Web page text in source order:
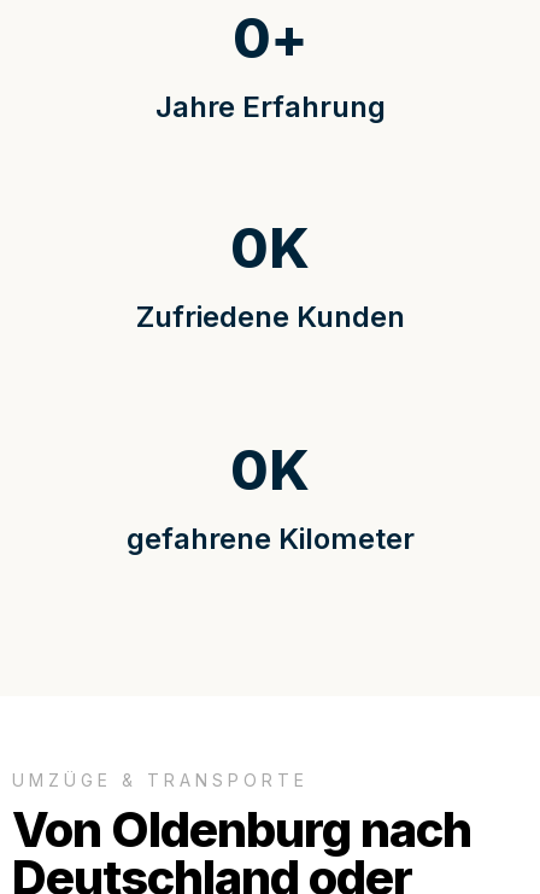
Jahre Erfahrung
0+
Zufriedene Kunden
0K
gefahrene Kilometer
0K
UMZÜGE & TRANSPORTE
Von Oldenburg nach
Deutschland oder